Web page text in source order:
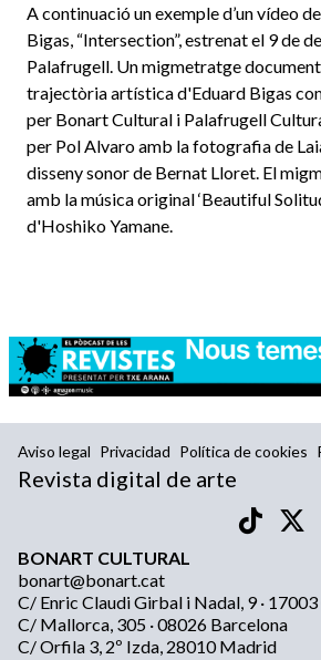
A continuació un exemple d’un vídeo
Bigas, “Intersection”, estrenat el 9 de
Palafrugell. Un migmetratge
trajectòria artística d'Eduard Bigas
per Bonart Cultural i Palafrugell
per Pol Alvaro amb la fotografia de
disseny sonor de Bernat Lloret. El
amb la música original ‘Beautiful
d'Hoshiko Yamane.
Aviso legal Privacidad Política de cookies
Revista digital de arte
BONART CULTURAL
bonart@bonart.cat
C/ Enric Claudi Girbal i Nadal, 9 ·
C/ Mallorca, 305 · 08026 Barcelona
C/ Orfila 3, 2º Izda, 28010 Madrid